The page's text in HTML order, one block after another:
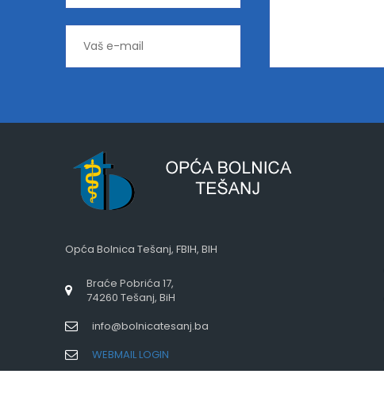
Opća Bolnica Tešanj, FBIH, BIH
Braće Pobrića 17,
74260 Tešanj, BiH
info@bolnicatesanj.ba
WEBMAIL LOGIN